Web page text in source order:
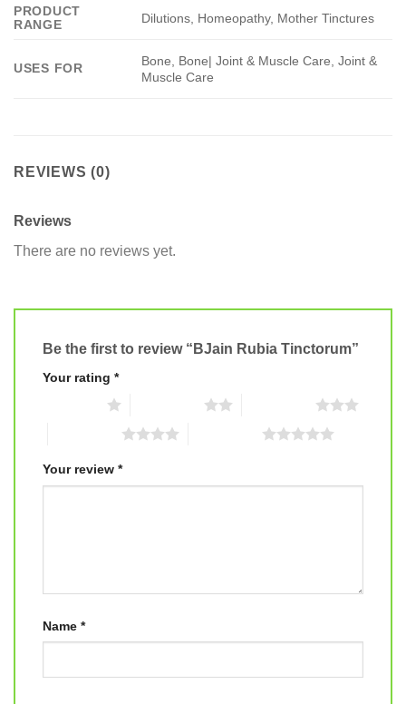
PRODUCT
RANGE
Dilutions, Homeopathy, Mother Tinctures
USES FOR
Bone, Bone| Joint & Muscle Care, Joint &
Muscle Care
REVIEWS (0)
Reviews
There are no reviews yet.
Be the first to review “BJain Rubia Tinctorum”
Your rating *
Your review *
Name *